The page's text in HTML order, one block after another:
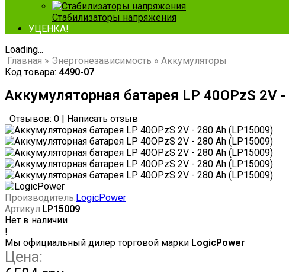
Стабилизаторы напряжения
УЦЕНКА!
Loading...
Главная » Энергонезависимость » Аккумуляторы
Код товара: 4490-07
Аккумуляторная батарея LP 40OPzS 2V
Отзывов: 0 Написать отзыв
Производитель: LogicPower
Артикул: LP15009
Нет в наличии
!
Мы официальный дилер торговой марки LogicPower
Цена: